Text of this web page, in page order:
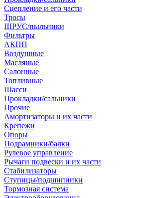
Сцепление и его части
Тросы
ШРУС/пыльники
Фильтры
АКПП
Воздушные
Масляные
Салонные
Топливные
Шасси
Прокладки/сальники
Прочие
Амортизаторы и их части
Крепежи
Опоры
Подрамники/балки
Рулевое управление
Рычаги подвески и их части
Стабилизаторы
Ступицы/подшипники
Тормозная система